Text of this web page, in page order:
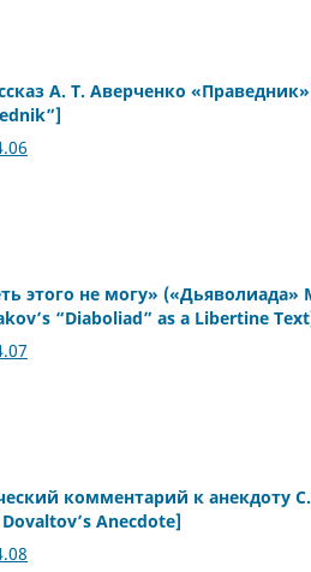
А. Т. Аверченко
этого не могу» («Дьяволиада»
“Diaboliad” as a Libertine
комментарий к анекдоту
Anecdote]